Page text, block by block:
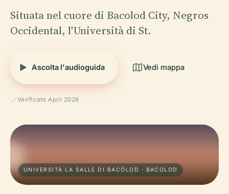
Situata nel cuore di Bacolod City, Negros
Occidental, l'Università di St.
Ascolta l'audioguida Vedi mappa
Verificato April 2026
UNIVERSITÀ LA SALLE DI BACÓLOD · BACOLOD